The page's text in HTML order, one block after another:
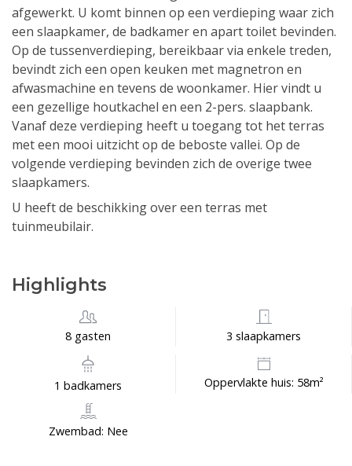
afgewerkt. U komt binnen op een verdieping waar zich
een slaapkamer, de badkamer en apart toilet bevinden.
Op de tussenverdieping, bereikbaar via enkele treden,
bevindt zich een open keuken met magnetron en
afwasmachine en tevens de woonkamer. Hier vindt u
een gezellige houtkachel en een 2-pers. slaapbank.
Vanaf deze verdieping heeft u toegang tot het terras
met een mooi uitzicht op de beboste vallei. Op de
volgende verdieping bevinden zich de overige twee
slaapkamers.
U heeft de beschikking over een terras met
tuinmeubilair.
Highlights
8 gasten 3 slaapkamers
1 badkamers Oppervlakte huis: 58m²
Zwembad: Nee